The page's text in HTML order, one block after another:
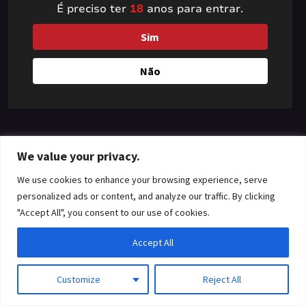
We value your privacy.
We use cookies to enhance your browsing experience, serve
personalized ads or content, and analyze our traffic. By clicking
"Accept All", you consent to our use of cookies.
Customize Reject All
Accept All
something amazing
— check back soon!
É preciso ter 18 anos para entrar.
Sim
Não